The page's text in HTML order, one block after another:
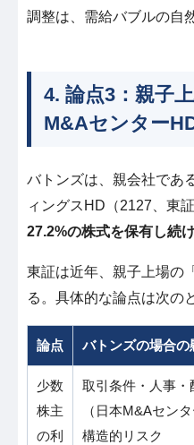
調整は、需給バブルの自
4. 論点3：親子
M&Aセンター
バトンズは、親会社であ
ィングスHD（2127、東
27.2%の株式を保有し続
東証は近年、親子上場の
る。具体的な論点は次の
論点 バトンズの場合の
少数
株主
の利
取引条件・人事・
（日本M&Aセン
構造的リスク